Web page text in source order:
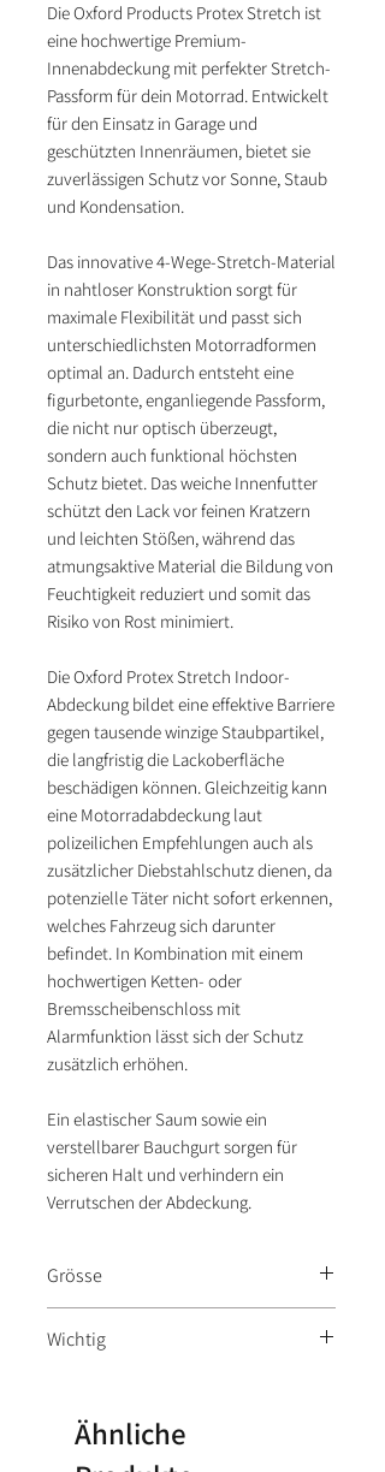
Die Oxford Products Protex Stretch ist
eine hochwertige Premium-
Innenabdeckung mit perfekter Stretch-
Passform für dein Motorrad. Entwickelt
für den Einsatz in Garage und
geschützten Innenräumen, bietet sie
zuverlässigen Schutz vor Sonne, Staub
und Kondensation.
Das innovative 4-Wege-Stretch-Material
in nahtloser Konstruktion sorgt für
maximale Flexibilität und passt sich
unterschiedlichsten Motorradformen
optimal an. Dadurch entsteht eine
figurbetonte, enganliegende Passform,
die nicht nur optisch überzeugt,
sondern auch funktional höchsten
Schutz bietet. Das weiche Innenfutter
schützt den Lack vor feinen Kratzern
und leichten Stößen, während das
atmungsaktive Material die Bildung von
Feuchtigkeit reduziert und somit das
Risiko von Rost minimiert.
Die Oxford Protex Stretch Indoor-
Abdeckung bildet eine effektive Barriere
gegen tausende winzige Staubpartikel,
die langfristig die Lackoberfläche
beschädigen können. Gleichzeitig kann
eine Motorradabdeckung laut
polizeilichen Empfehlungen auch als
zusätzlicher Diebstahlschutz dienen, da
potenzielle Täter nicht sofort erkennen,
welches Fahrzeug sich darunter
befindet. In Kombination mit einem
hochwertigen Ketten- oder
Bremsscheibenschloss mit
Alarmfunktion lässt sich der Schutz
zusätzlich erhöhen.
Ein elastischer Saum sowie ein
verstellbarer Bauchgurt sorgen für
sicheren Halt und verhindern ein
Verrutschen der Abdeckung.
Grösse
und 119 cm Höhe
Wichtig
heißen Auspuffanlagen, Motorteilen
oder scharfen Gegenständen in
Ähnliche